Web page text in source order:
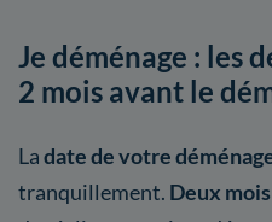
Je déménage : les
2 mois avant le
Ladate de votre
tranquillement. Deux mois